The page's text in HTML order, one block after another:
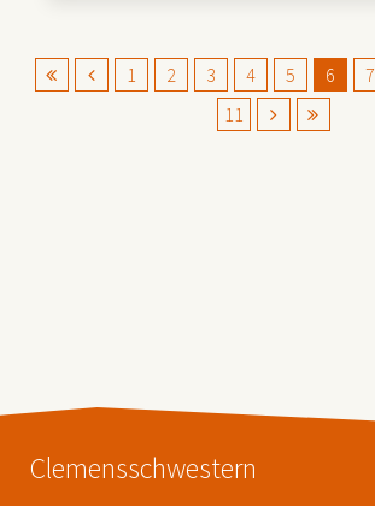
1 2 3 4 5 6 7
11
Clemensschwestern